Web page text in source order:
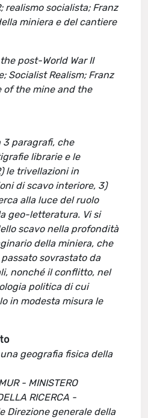
realismo socialista; Franz
miniera e del cantiere
post-World War II
Socialist Realism; Franz
of the mine and the
3 paragrafi, che
librarie e le
le trivellazioni in
di scavo interiore, 3)
alla luce del ruolo
geo-letteratura. Vi si
scavo nella profondità
della miniera, che
sovrastato da
nonché il conflitto, nel
politica di cui
in modesta misura le
geografia fisica della
- MINISTERO
RICERCA -
Direzione generale della